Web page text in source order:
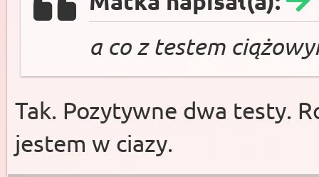
a co z testem
Tak. Pozytywne dwa testy.
jestem w ciazy.